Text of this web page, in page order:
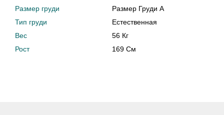
Размер груди
Размер Груди A
Тип груди
Естественная
Вес
56 Кг
Рост
169 См